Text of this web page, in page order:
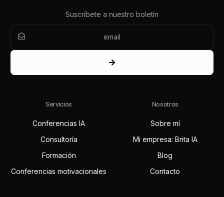
Suscríbete a nuestro boletín
Servicios
Conferencias IA
Consultoría
Formación
Conferencias motivacionales
Nosotros
Sobre mí
Mi empresa: Brita IA
Blog
Contacto